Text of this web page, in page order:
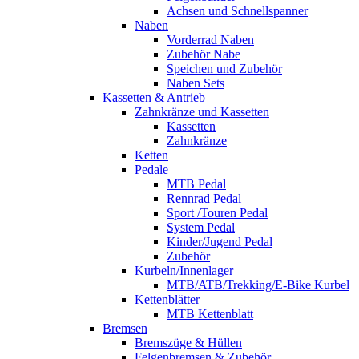
Achsen und Schnellspanner
Naben
Vorderrad Naben
Zubehör Nabe
Speichen und Zubehör
Naben Sets
Kassetten & Antrieb
Zahnkränze und Kassetten
Kassetten
Zahnkränze
Ketten
Pedale
MTB Pedal
Rennrad Pedal
Sport /Touren Pedal
System Pedal
Kinder/Jugend Pedal
Zubehör
Kurbeln/Innenlager
MTB/ATB/Trekking/E-Bike Kurbel
Kettenblätter
MTB Kettenblatt
Bremsen
Bremszüge & Hüllen